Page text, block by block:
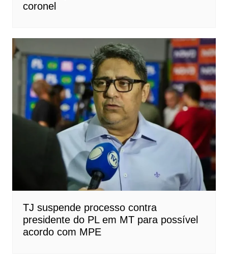
coronel
TJ suspende processo contra
presidente do PL em MT para possível
acordo com MPE